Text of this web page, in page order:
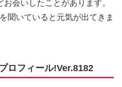
会いしたことがあります。
聞いていると元気が出てきま
ロフィール!Ver.8182